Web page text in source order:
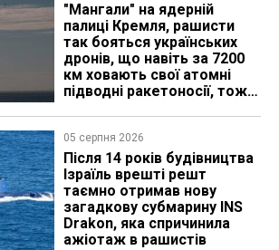
"Мангали" на ядерній
палиці Кремля, рашисти
так бояться українських
дронів, що навіть за 7200
км ховають свої атомні
підводні ракетоносії, тож
05 серпня 2026
Після 14 років будівництва
Ізраїль врешті решт
таємно отримав нову
загадкову субмарину INS
Drakon, яка спричинила
ажіотаж в рашистів